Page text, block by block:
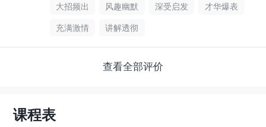
大招频出 风趣幽默 深受启发
才华爆表
充满激情
讲解透彻
查看全部评价
课程表